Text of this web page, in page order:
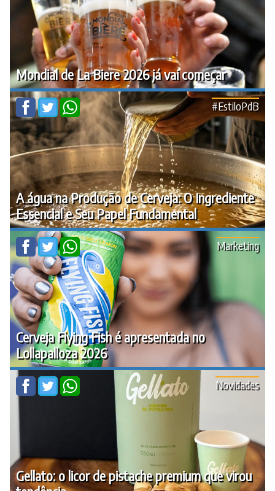
Mondial de La Biere 2026 já vai começar
A água na Produção de Cerveja: O Ingrediente
Essencial e Seu Papel Fundamental
#EstiloPdB
Cerveja Flying Fish é apresentada no
Lollapalloza 2026
Marketing
Gellato: o licor de pistache premium que virou
Novidades